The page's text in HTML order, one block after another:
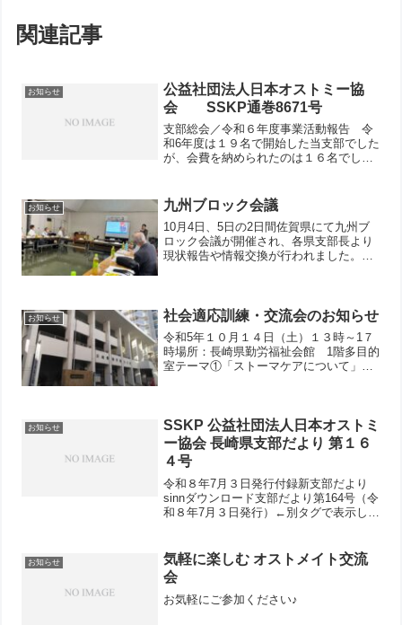
関連記事
お知らせ
公益社団法人日本オストミー協
会 SSKP通巻8671号
支部総会／令和６年度事業活動報告 令
和6年度は１９名で開始した当支部でした
が、会費を納められたのは１６名でし
ラスト様が快く承諾してくれ、５０００
円の賛助をしてくれたり、年...
お知らせ 九州ブロック会議
10月4日、5日の2日間佐賀県にて九州ブ
ロック会議が開催され、各県支部長より
現状報告や情報交換が行われました。災
お知らせ 社会適応訓練・交流会のお知らせ
令和5年１０月１４日（土）１３時～1７
時場所：長崎県勤労福祉会館 1階多目的
室テーマ①「ストーマケアについて」
お知らせ
SSKP 公益社団法人日本オストミ
ー協会 長崎県支部だより 第１６
４号
令和８年7月３日発行付録新支部だより
sinnダウンロード支部だより第164号（令
和８年7月３日発行）←別タグで表示しま
お知らせ
気軽に楽しむ オストメイト交流
会
お気軽にご参加ください♪